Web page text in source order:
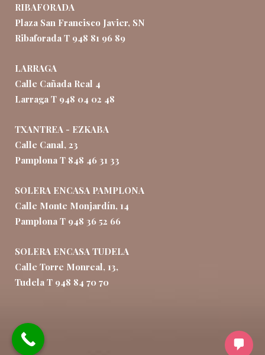
RIBAFORADA
Plaza San Francisco Javier, SN
Ribaforada T 948 81 96 89
LARRAGA
Calle Cañada Real 4
Larraga T 948 04 02 48
TXANTREA - EZKABA
Calle Canal, 23
Pamplona T 848 46 31 33
SOLERA ENCASA PAMPLONA
Calle Monte Monjardín, 14
Pamplona T 948 36 52 66
SOLERA ENCASA TUDELA
Calle Torre Monreal, 13,
Tudela T 948 84 70 70